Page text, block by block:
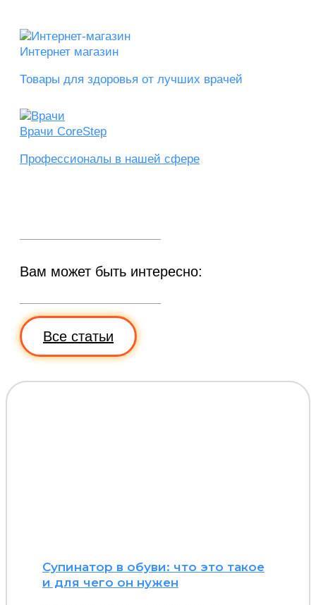
Интернет магазин
Товары для здоровья от лучших врачей
Врачи CoreStep
Профессионалы в нашей сфере
Вам может быть интересно:
Все статьи
Супинатор в обуви: что это такое
и для чего он нужен